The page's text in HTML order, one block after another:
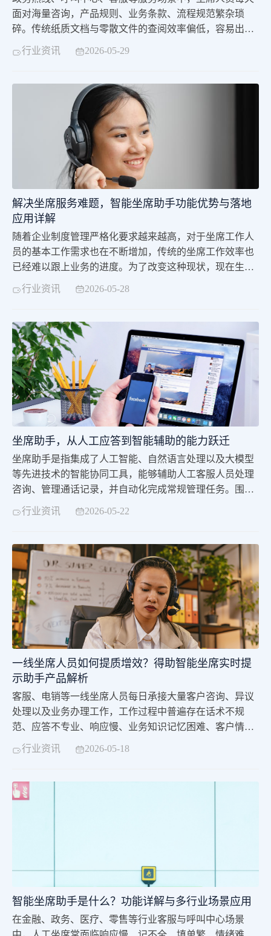
面对海量咨询，产品规则、业务条款、流程规范繁杂琐
碎。传统纸质文档与零散文件的查阅效率偏低，容易出现
答非所问与解答滞后。坐席知识库助手依托智能检索能
力，聚焦快速查询业务知识的核心需求，整合全域业务资
务团队数字化升级的重要工具。传统模式下，坐席遇到疑
难问题只能手动翻找文档或咨询同事，查询时间长直接拉
行业资讯 2026-05-29
解决坐席服务难题，智能坐席助手功能优势与落地
应用详解
随着企业制度管理严格化要求越来越高，对于坐席工作人
员的基本工作需求也在不断增加，传统的坐席工作效率也
已经难以跟上业务的进度。为了改变这种现状，现在生产
使用的坐席知识库助手，正是一款专为当今一线的坐席工
合企业全量业务知识，进一步的做到了搭建标准化知识体
系的管理体系。同时，坐席知识助手还在原有的基础上更
行业资讯 2026-05-28
坐席助手，从人工应答到智能辅助的能力跃迁
坐席助手是指集成了人工智能、自然语言处理以及大模型
等先进技术的智能协同工具，能够辅助人工客服人员处理
咨询、管理通话记录，并自动化完成常规管理任务。围绕
坐席助手都有哪些功能这一问题，通常需要从其技术架构
行业提供更专业的咨询服务。其核心定位在于辅助人工进
行更高效的管理模式，提升业务工作效率。传统人工客服
行业资讯 2026-05-22
一线坐席人员如何提质增效？得助智能坐席实时提
示助手产品解析
客服、电销等一线坐席人员每日承接大量客户咨询、异议
处理以及业务办理工作，工作过程中普遍存在话术不规
范、应答不专业、响应慢、业务知识记忆困难、客户情绪
难把控等工作痛点，不仅降低坐席沟通效率，还极易拉低
客户服务体验。 针对行业痛点，中关村科金旗下得助智能
解等前沿技术，深度嵌入坐席工作台。产品具备通话秒级
响应、意图实时洞察、话术精准推送、情绪智能预警核心
行业资讯 2026-05-18
智能坐席助手是什么？功能详解与多行业场景应用
在金融、政务、医疗、零售等行业客服与呼叫中心场景